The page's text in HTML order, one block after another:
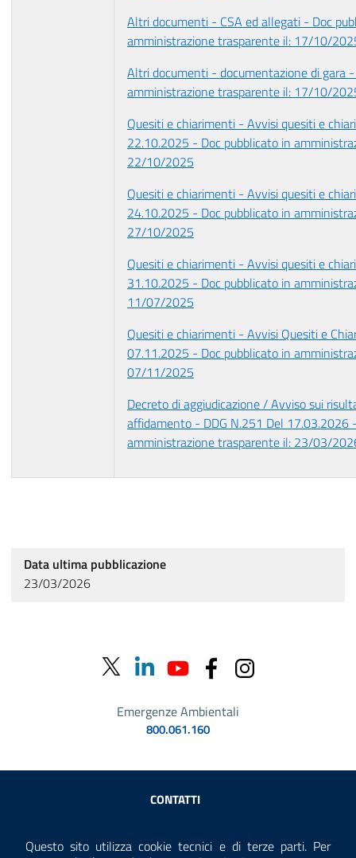
Questo sito utilizza cookie tecnici e di terze parti. Per
Altri documenti - CSA ed allegati - Doc
amministrazione trasparente il: 17/10/
Altri documenti - documentazione di gara
amministrazione trasparente il: 17/10/
Quesiti e chiarimenti - Avvisi quesiti e
22.10.2025 - Doc pubblicato in
22/10/2025
Quesiti e chiarimenti - Avvisi quesiti e
24.10.2025 - Doc pubblicato in
27/10/2025
Quesiti e chiarimenti - Avvisi quesiti e
31.10.2025 - Doc pubblicato in
11/07/2025
Quesiti e chiarimenti - Avvisi Quesiti e
07.11.2025 - Doc pubblicato in
07/11/2025
Decreto di aggiudicazione / Avviso sui
affidamento - DDG N.251 Del 17.03.2026
amministrazione trasparente il: 23/03/
Data ultima pubblicazione
23/03/2026
Emergenze Ambientali
800.061.160
Sezione Link Utili
CONTATTI